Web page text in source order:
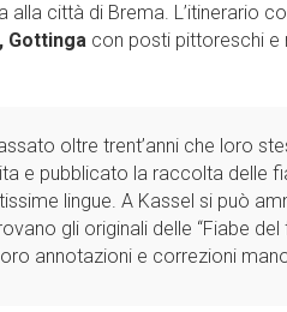
città di Brema. L’itinerario
Gottinga con posti pittoreschi e
oltre trent’anni che loro
e pubblicato la raccolta delle
lingue. A Kassel si può
gli originali delle “Fiabe
annotazioni e correzioni